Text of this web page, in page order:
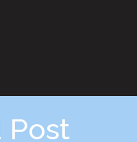
Post